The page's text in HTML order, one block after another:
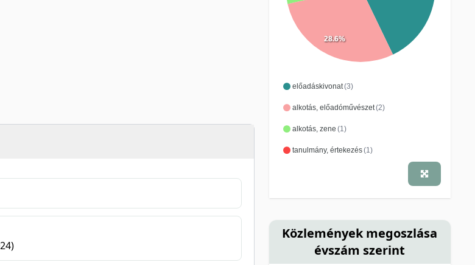
előadáskivonat(3)
alkotás, előadóművészet(2)
alkotás, zene (1)
tanulmány, értekezés(1)
28.6%
Közlemények megoszlása
évszám szerint